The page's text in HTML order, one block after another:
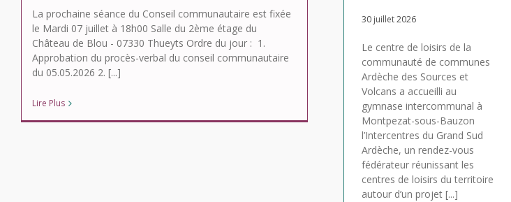
La prochaine séance du Conseil communautaire est fixée
le Mardi 07 juillet à 18h00 Salle du 2ème étage du
Château de Blou - 07330 Thueyts Ordre du jour : 1.
Approbation du procès-verbal du conseil communautaire
du 05.05.2026 2. [...]
Lire Plus
30 juillet 2026
Le centre de loisirs de la
communauté de communes
Ardèche des Sources et
Volcans a accueilli au
gymnase intercommunal à
Montpezat-sous-Bauzon
l’Intercentres du Grand Sud
Ardèche, un rendez-vous
fédérateur réunissant les
centres de loisirs du territoire
autour d’un projet [...]